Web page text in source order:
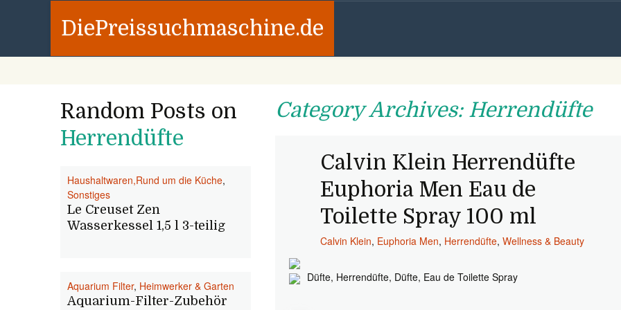
DiePreissuchmaschine.de
Category Archives: Herrendüfte
Calvin Klein Herrendüfte
Euphoria Men Eau de
Toilette Spray 100 ml
Calvin Klein, Euphoria Men, Herrendüfte,Wellness & Beauty
Düfte, Herrendüfte, Düfte, Eau de Toilette Spray
Random Posts on
Herrendüfte
Haushaltwaren,Rund um die Küche,
Sonstiges
Le Creuset Zen
Wasserkessel 1,5 l 3-teilig
Aquarium Filter, Heimwerker & Garten
Aquarium-Filter-Zubehör